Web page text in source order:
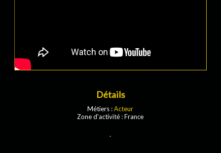
Détails
Métiers :Acteur
Zone d'activité : France
.